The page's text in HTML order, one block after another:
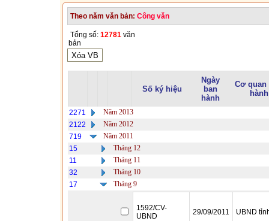
Theo năm văn bản: Công văn
Tổng số: 12781 văn
bản
Số ký hiệu
Ngày
ban
hành
Cơ quan
hành
2271
Năm 2013
2122
Năm 2012
719
Năm 2011
15
Tháng 12
11
Tháng 11
32
Tháng 10
17
Tháng 9
1592/CV-
UBND
29/09/2011 UBND